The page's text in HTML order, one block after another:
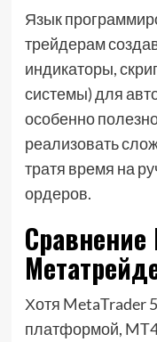
Язык
трейдерам
индикаторы,
системы) для
особенно
реализовать
тратя время на
ордеров.
Хотя MetaTrader
платформой,